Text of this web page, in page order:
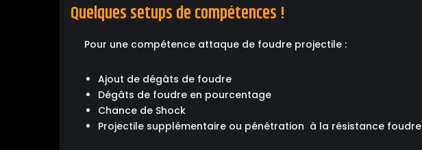
Quelques setups de compétences !
Pour une compétence attaque de foudre projectile :
Ajout de dégâts de foudre
Dégâts de foudre en pourcentage
Chance de Shock
Projectile supplémentaire ou pénétration à la résistance foudre